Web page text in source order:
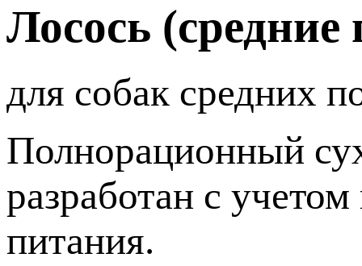
Лосось
для собак средних
Полнорационный
разработан с
питания.